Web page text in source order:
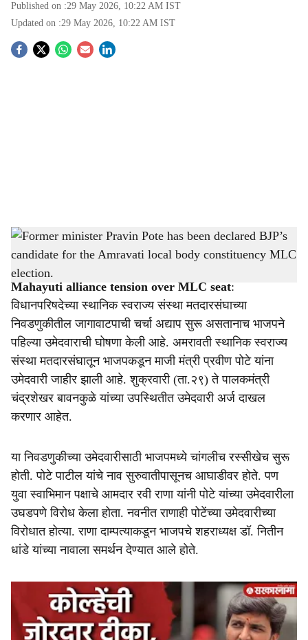
Published on :29 May 2026, 10:22 AM IST
Updated on :29 May 2026, 10:22 AM IST
S
h
a
r
e
Former minister Pravin Pote has been declared BJP’s candidate for the Amravati local
body constituency MLC election.
-Sarkarnama
Mahayuti alliance tension over MLC seat:
विधानपरिषदेच्या स्थानिक स्वराज्य संस्था मतदारसंघाच्या
निवडणुकीतील जागावाटपाची चर्चा अद्याप सुरू असतानाच भाजपने
पहिल्या उमेदवाराची घोषणा केली आहे. अमरावती स्थानिक स्वराज्य
संस्था मतदारसंघातून भाजपकडून माजी मंत्री प्रवीण पोटे यांना
उमेदवारी जाहीर झाली आहे. शुक्रवारी (ता.२९) ते पालकमंत्री
चंद्रशेखर बावनकुळे यांच्या उपस्थितीत उमेदवारी अर्ज दाखल
करणार आहेत.
या निवडणुकीच्या उमेदवारीसाठी भाजपमध्ये चांगलीच रस्सीखेच सुरू
होती. पोटे पाटील यांचे नाव सुरुवातीपासूनच आघाडीवर होते. पण
युवा स्वाभिमान पक्षाचे आमदार रवी राणा यांनी पोटे यांच्या उमेदवारीला
उघडपणे विरोध केला होता. नवनीत राणाही पोटेंच्या उमेदवारीच्या
विरोधात होत्या. राणा दाम्पत्याकडून भाजपचे शहराध्यक्ष डॉ. नितीन
धांडे यांच्या नावाला समर्थन देण्यात आले होते.